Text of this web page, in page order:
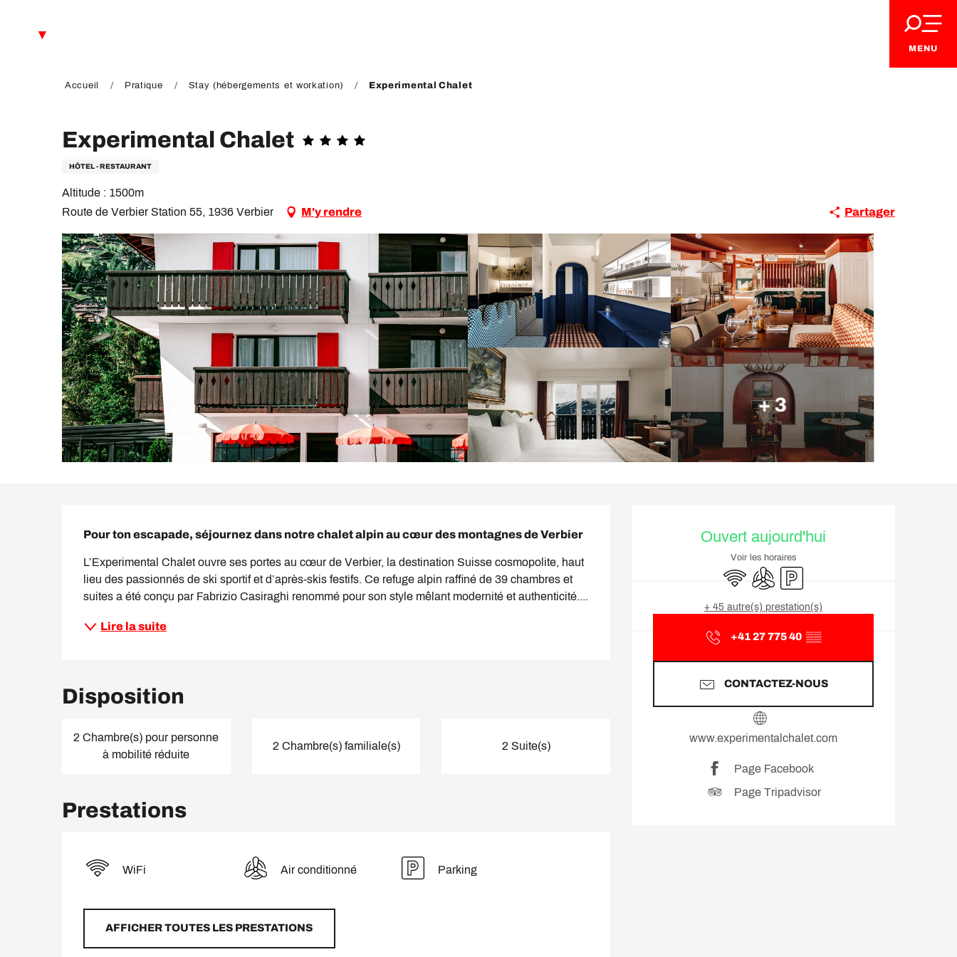
MENU
Accueil Pratique Stay (hébergements et workation) Experimental Chalet
Experimental Chalet
HÔTEL - RESTAURANT
Altitude : 1500m
Route de Verbier Station 55, 1936 Verbier
M'y rendre Partager
+ 3
Ouvert aujourd'hui
Voir les horaires
WiFi Air conditionné
Parking
+ 45 autre(s) prestation(s)
+41 27 775 40 ▒▒
CONTACTEZ-NOUS
www.experimentalchalet.com
Page Facebook
Page Tripadvisor
Pour ton escapade, séjournez dans notre chalet alpin au cœur des montagnes de Verbier
L’Experimental Chalet ouvre ses portes au cœur de Verbier, la destination Suisse cosmopolite, haut
lieu des passionnés de ski sportif et d’après-skis festifs. Ce refuge alpin raffiné de 39 chambres et
suites a été conçu par Fabrizio Casiraghi renommé pour son style mêlant modernité et authenticité....
Lire la suite
Disposition
2 Chambre(s) pour personne
à mobilité réduite
2 Chambre(s) familiale(s) 2 Suite(s)
Prestations
WiFi Air conditionné Parking
AFFICHER TOUTES LES PRESTATIONS